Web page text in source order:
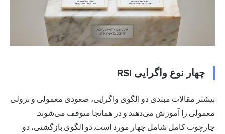
چهار نوع واگرایی RSI
بیشتر مقالات مبتدی دو الگوی واگرایی، صعودی معمولی و نزولی
معمولی را آموزش می‌دهند و در همانجا متوقف می‌شوند.
چارچوب کامل شامل چهار مورد است. دو الگوی بازگشتی، دو